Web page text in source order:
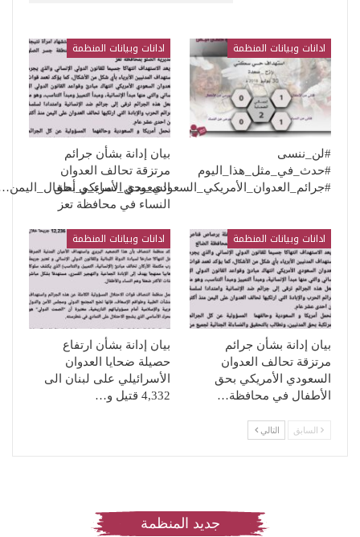
ادانات وبيانات المنظمة
#لن_ننسى
#حدث_في_مثل_هذا_اليوم
ادانات وبيانات المنظمة
بيان إدانة بشأن جرائم
مرتزقة تحالف العدوان
السعودي الأمريكي بحق
النساء في محافظة تعز
ادانات وبيانات المنظمة
بيان إدانة بشأن جرائم
مرتزقة تحالف العدوان
السعودي الأمريكي بحق
الأطفال في محافظة…
ادانات وبيانات المنظمة
بيان إدانة بشأن ارتفاع
حصيلة ضحايا العدوان
الأسرائيلي على لبنان الى
4,332 قتيل و…
السابق التالي
جديد المنظمة